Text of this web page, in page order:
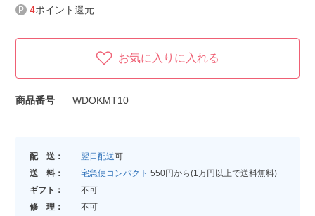
4ポイント還元
お気に入りに入れる
商品番号 WDOKMT10
配 送： 翌日配送可
送 料：
宅急便コンパクト 550円から(1万円以上で送料無料)
ギフト：
不可
修 理：
不可